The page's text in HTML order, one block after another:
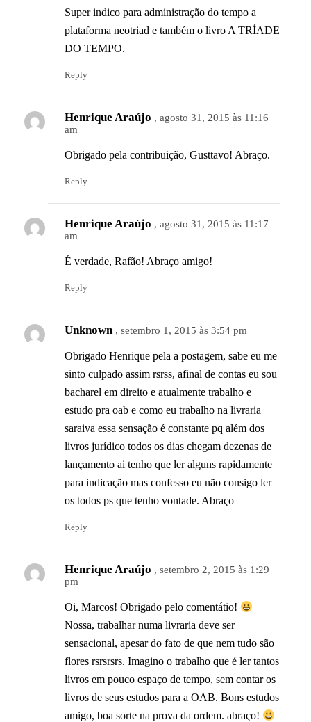
Super indico para administração do tempo a
plataforma neotriad e também o livro A TRÍADE
DO TEMPO.
Reply
Henrique Araújo , agosto 31, 2015 às 11:16
am
Obrigado pela contribuição, Gusttavo! Abraço.
Reply
Henrique Araújo , agosto 31, 2015 às 11:17
am
É verdade, Rafão! Abraço amigo!
Reply
Unknown , setembro 1, 2015 às 3:54 pm
Obrigado Henrique pela a postagem, sabe eu me
sinto culpado assim rsrss, afinal de contas eu sou
bacharel em direito e atualmente trabalho e
estudo pra oab e como eu trabalho na livraria
saraiva essa sensação é constante pq além dos
livros jurídico todos os dias chegam dezenas de
lançamento ai tenho que ler alguns rapidamente
para indicação mas confesso eu não consigo ler
os todos ps que tenho vontade. Abraço
Reply
Henrique Araújo , setembro 2, 2015 às 1:29
pm
Oi, Marcos! Obrigado pelo comentátio!
Nossa, trabalhar numa livraria deve ser
sensacional, apesar do fato de que nem tudo são
flores rsrsrsrs. Imagino o trabalho que é ler tantos
livros em pouco espaço de tempo, sem contar os
livros de seus estudos para a OAB. Bons estudos
amigo, boa sorte na prova da ordem. abraço!